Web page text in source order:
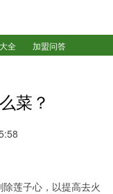
全
加盟问答
菜？
莲子心，以提高去火